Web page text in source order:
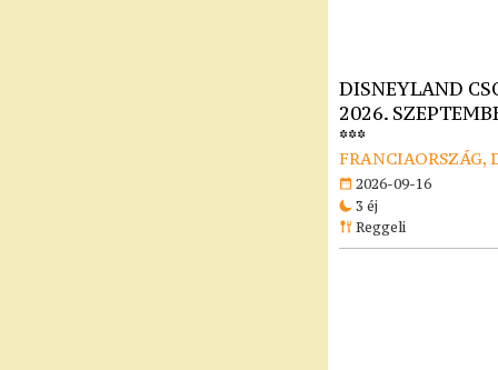
DISNEYLAND
2026.
***
FRANCIAORSZÁG,
2026-09-16
3 éj
Reggeli